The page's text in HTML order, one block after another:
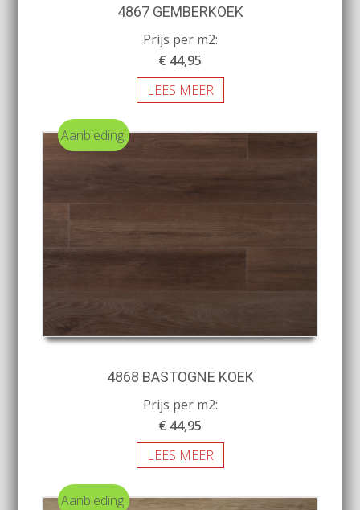
4867 GEMBERKOEK
Prijs per m2:
€ 44,95
LEES MEER
Aanbieding!
4868 BASTOGNE KOEK
Prijs per m2:
€ 44,95
LEES MEER
Aanbieding!